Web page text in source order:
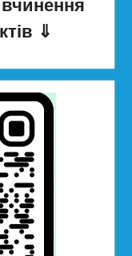
вчинення
⇓